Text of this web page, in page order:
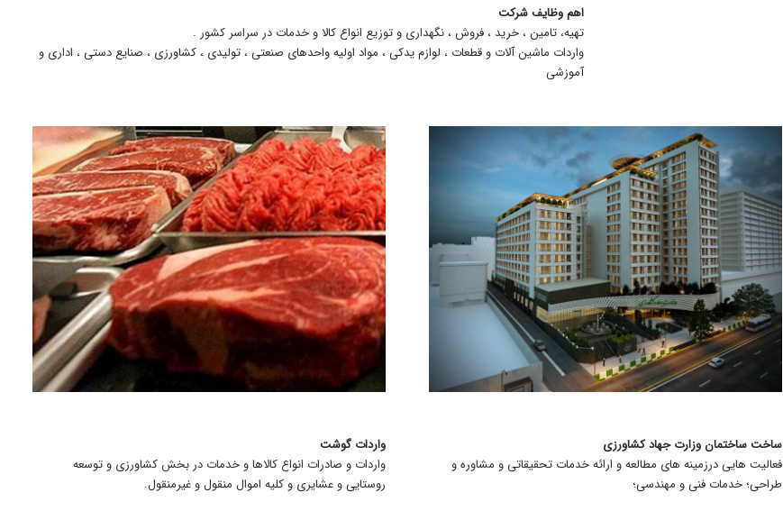
اهم وظایف شرکت
تهیه، تامین ، خرید ، فروش ، نگهداری و توزیع انواع کالا و خدمات در سراسر کشور .
واردات ماشین آلات و قطعات ، لوازم یدکی ، مواد اولیه واحدهای صنعتی ، تولیدی ، کشاورزی ، صنایع دستی ، اداری و
آموزشی
ساخت ساختمان وزارت جهاد کشاورزی
فعالیت هایی درزمینه های مطالعه و ارائه خدمات تحقیقاتی و مشاوره و
طراحی؛ خدمات فنی و مهندسی؛
واردات گوشت
واردات و صادرات انواع کالاها و خدمات در بخش کشاورزی و توسعه
روستایی و عشایری و کلیه اموال منقول و غیرمنقول.